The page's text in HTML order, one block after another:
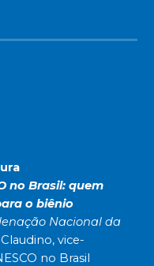
no Brasil: quem
o biênio
Nacional da
vice-
no Brasil